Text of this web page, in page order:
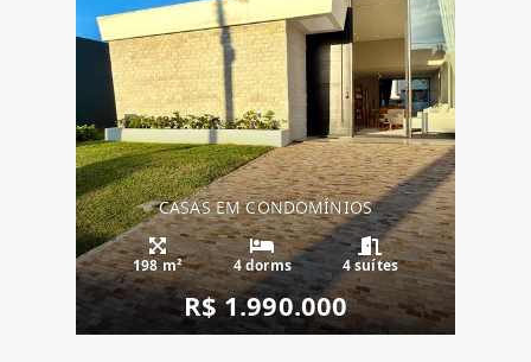
CASAS EM CONDOMÍNIOS
198 m² 4 dorms 4 suítes
R$ 1.990.000